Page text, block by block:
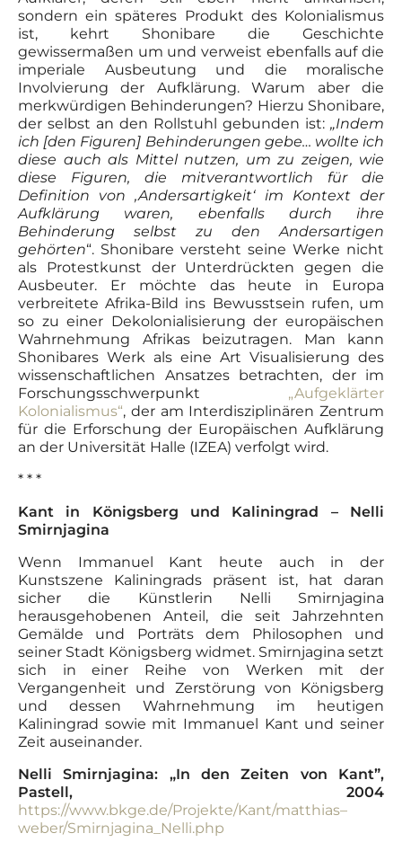
sondern ein späteres Produkt des Kolonialismus
ist, kehrt Shonibare die Geschichte
gewissermaßen um und verweist ebenfalls auf die
imperiale Ausbeutung und die moralische
Involvierung der Aufklärung. Warum aber die
merkwürdigen Behinderungen? Hierzu Shonibare,
der selbst an den Rollstuhl gebunden ist: „Indem
ich [den Figuren] Behinderungen gebe… wollte ich
diese auch als Mittel nutzen, um zu zeigen, wie
diese Figuren, die mitverantwortlich für die
Definition von ‚Andersartigkeit‘ im Kontext der
Aufklärung waren, ebenfalls durch ihre
Behinderung selbst zu den
Andersartigen
gehörten“. Shonibare versteht seine Werke nicht
als Protestkunst der Unterdrückten gegen die
Ausbeuter. Er möchte das heute in Europa
verbreitete Afrika-Bild ins Bewusstsein rufen, um
so zu einer Dekolonialisierung der europäischen
Wahrnehmung Afrikas beizutragen. Man kann
Shonibares Werk als eine Art Visualisierung des
wissenschaftlichen Ansatzes betrachten, der im
Forschungsschwerpunkt „Aufgeklärter
Kolonialismus“, der am Interdisziplinären Zentrum
für die Erforschung der Europäischen Aufklärung
an der Universität Halle (IZEA) verfolgt wird.
* * *
Kant in Königsberg und Kaliningrad – Nelli
Smirnjagina
Wenn Immanuel Kant heute auch in der
Kunstszene Kaliningrads präsent ist, hat daran
sicher die Künstlerin Nelli Smirnjagina
herausgehobenen Anteil, die seit Jahrzehnten
Gemälde und Porträts dem Philosophen und
seiner Stadt Königsberg widmet. Smirnjagina setzt
sich in einer Reihe von Werken mit der
Vergangenheit und Zerstörung von Königsberg
und dessen Wahrnehmung im heutigen
Kaliningrad sowie mit Immanuel Kant und seiner
Zeit auseinander.
Nelli Smirnjagina: „In den Zeiten von Kant”,
Pastell, 2004
https://www.bkge.de/Projekte/Kant/matthias–
weber/Smirnjagina_Nelli.php